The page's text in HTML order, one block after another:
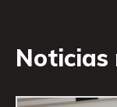
Noticias